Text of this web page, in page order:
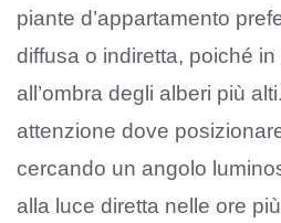
piante d’appartamento
diffusa o indiretta, poiché
all’ombra degli alberi più
attenzione dove
cercando un angolo
alla luce diretta nelle ore